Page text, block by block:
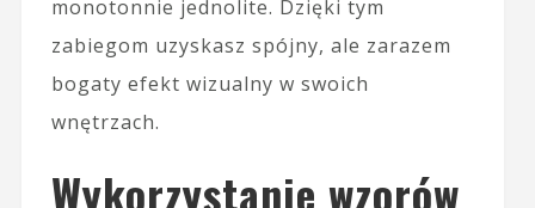
monotonnie jednolite. Dzięki tym
zabiegom uzyskasz spójny, ale zarazem
bogaty efekt wizualny w swoich
wnętrzach.
Wykorzystanie wzorów